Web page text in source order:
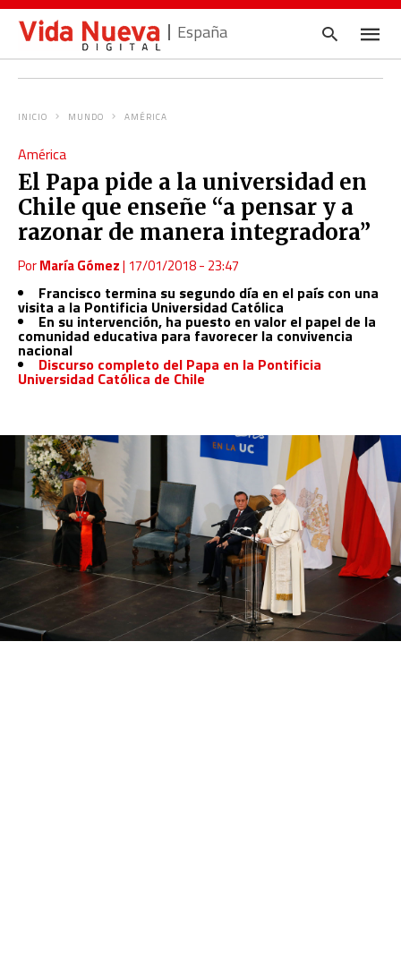
España
y
INICIO MUNDO AMÉRICA
América
El Papa pide a la universidad en
Chile que enseñe “a pensar y a
razonar de manera integradora”
PorMaría Gómez| 17/01/2018 - 23:47
Francisco termina su segundo día en el país con una
visita a la Pontificia Universidad Católica
En su intervención, ha puesto en valor el papel de la
comunidad educativa para favorecer la convivencia
nacional
Discurso completo del Papa en la Pontificia
Universidad Católica de Chile